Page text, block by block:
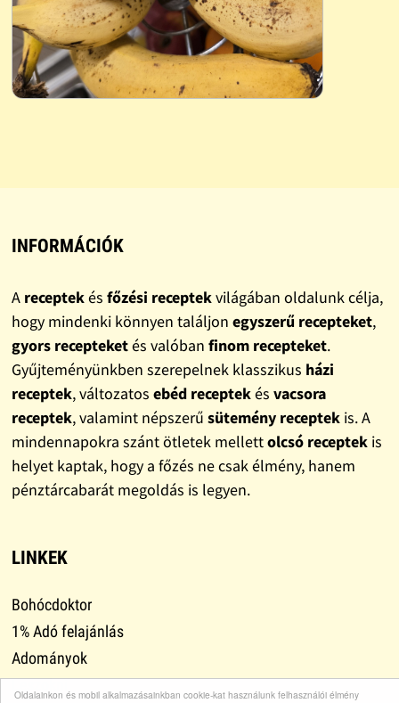
Oldalainkon és mobil alkalmazásainkban cookie-kat használunk felhasználói élmény
INFORMÁCIÓK
A receptekés főzési receptekvilágában oldalunk célja,
hogy mindenki könnyen találjon egyszerű recepteket,
gyors recepteketés valóban finom recepteket.
Gyűjteményünkben szerepelnek klasszikus házi
receptek, változatos ebéd receptekés vacsora
receptek, valamint népszerű sütemény receptekis. A
mindennapokra szánt ötletek mellettolcsó receptekis
helyet kaptak, hogy a főzés ne csak élmény, hanem
pénztárcabarát megoldás is legyen.
LINKEK
Bohócdoktor
1% Adó felajánlás
Adományok
Leszokni